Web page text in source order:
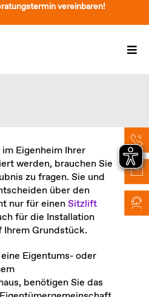
vereinbaren!
Eigenheim Ihrer
werden, brauchen Sie
zu fragen. Sie und
über den
nur für einenSitzlift
für die Installation
Ihrem Grundstück.
Eigentums- oder
benötigen Sie das